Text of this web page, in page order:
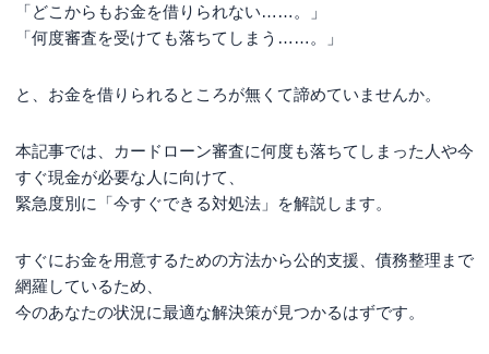
「どこからもお金を借りられない……。」
「何度審査を受けても落ちてしまう……。」
と、お金を借りられるところが無くて諦めていませんか。
本記事では、カードローン審査に何度も落ちてしまった人や今
すぐ現金が必要な人に向けて、
緊急度別に「今すぐできる対処法」を解説します。
すぐにお金を用意するための方法から公的支援、債務整理まで
網羅しているため、
今のあなたの状況に最適な解決策が見つかるはずです。